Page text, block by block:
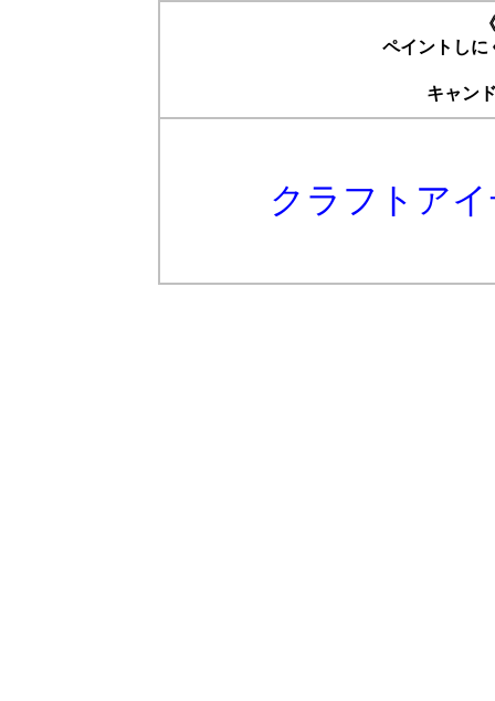
ペイントしに
キャン
クラフトア